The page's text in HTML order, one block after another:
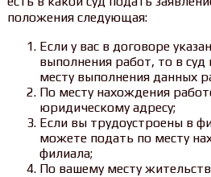
положения следующая:
Если у вас в договоре
выполнения работ, то в
месту выполнения данных
По месту нахождения
юридическому адресу;
Если вы трудоустроены в
можете подать по месту
филиала;
По вашему месту